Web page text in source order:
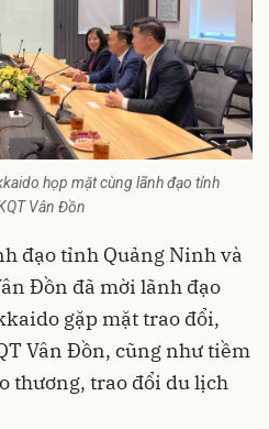
họp mặt cùng lãnh đạo tỉnh
Vân Đồn
đạo tỉnh Quảng Ninh và
Đồn đã mời lãnh đạo
gặp mặt trao đổi,
Vân Đồn, cũng như tiềm
thương, trao đổi du lịch